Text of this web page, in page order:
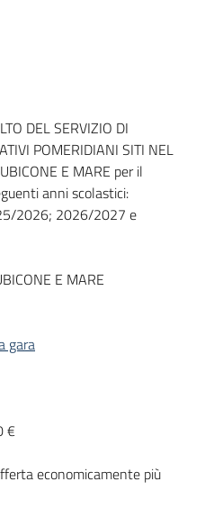
DEL SERVIZIO DI
POMERIDIANI SITI NEL
E MARE per il
anni scolastici:
2026; 2026/2027 e
E MARE
gara
€
economicamente più